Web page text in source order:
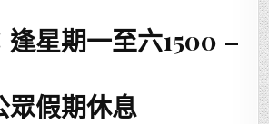
逢星期一至六1500 –
眾假期休息